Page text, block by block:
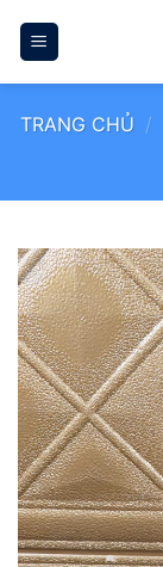
qua
TRANG CHỦ /